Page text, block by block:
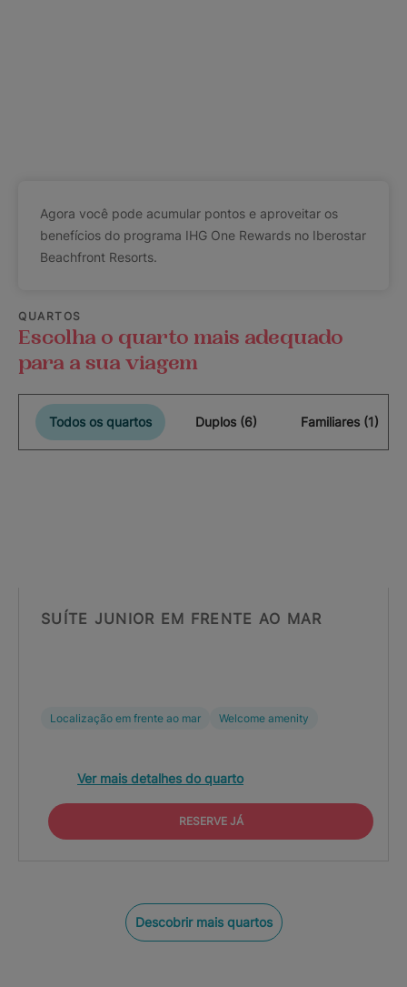
Agora você pode acumular pontos e aproveitar os
benefícios do programa IHG One Rewards no Iberostar
Beachfront Resorts.
QUARTOS
Escolha o quarto mais adequado
para a sua viagem
Todos os quartos Duplos (6) Familiares (1)
SUÍTE JUNIOR EM FRENTE AO MAR
Localização em frente ao mar Welcome amenity
Ver mais detalhes do quarto
RESERVE JÁ
Descobrir mais quartos